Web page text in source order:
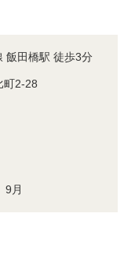
飯田橋駅 徒歩3分
町2-28
9月